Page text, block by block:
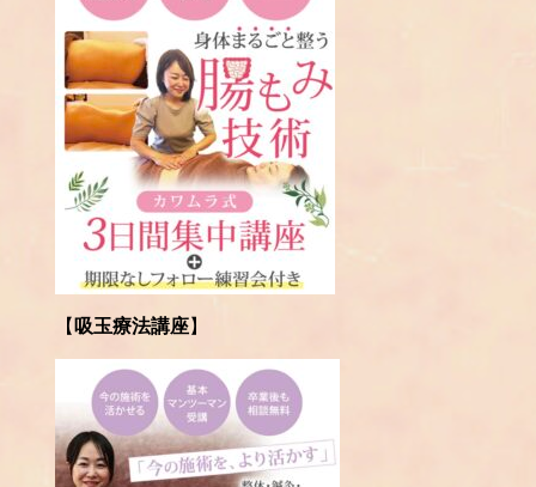
【 吸玉療法講座】